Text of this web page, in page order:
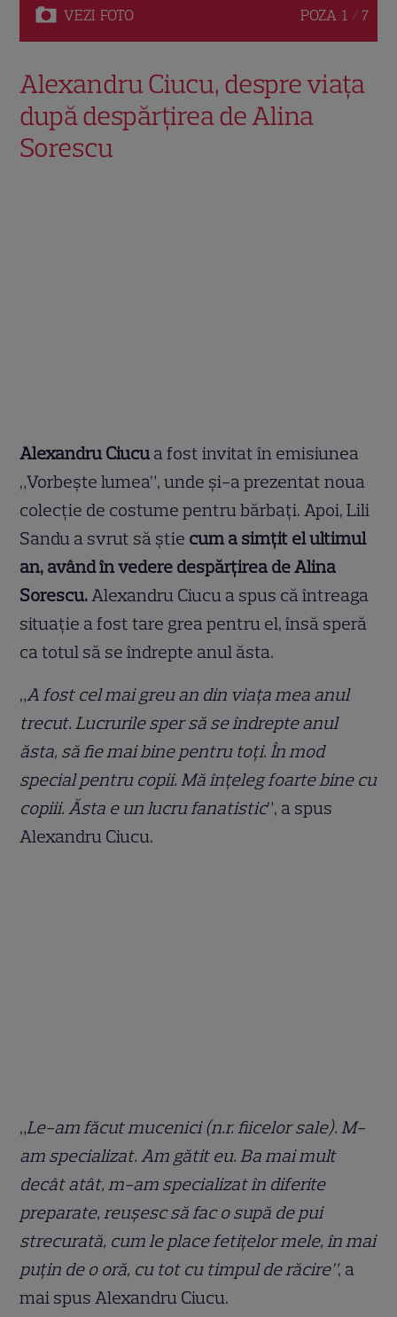
VEZI FOTO POZA 1 / 7
Alexandru Ciucu, despre viața
după despărțirea de Alina
Sorescu
Alexandru Ciucu a fost invitat în emisiunea
„Vorbește lumea”, unde și-a prezentat noua
colecție de costume pentru bărbați. Apoi, Lili
Sandu a svrut să știe cum a simțit el ultimul
an, având în vedere despărțirea de Alina
Sorescu. Alexandru Ciucu a spus că întreaga
situație a fost tare grea pentru el, însă speră
ca totul să se îndrepte anul ăsta.
„A fost cel mai greu an din viața mea anul
trecut. Lucrurile sper să se îndrepte anul
ăsta, să fie mai bine pentru toți. În mod
special pentru copii. Mă înțeleg foarte bine cu
copiii. Ăsta e un lucru fanatistic”, a spus
Alexandru Ciucu.
„Le-am făcut mucenici (n.r. fiicelor sale). M-
am specializat. Am gătit eu. Ba mai mult
decât atât, m-am specializat în diferite
preparate, reușesc să fac o supă de pui
strecurată, cum le place fetițelor mele, în mai
puțin de o oră, cu tot cu timpul de răcire”, a
mai spus Alexandru Ciucu.